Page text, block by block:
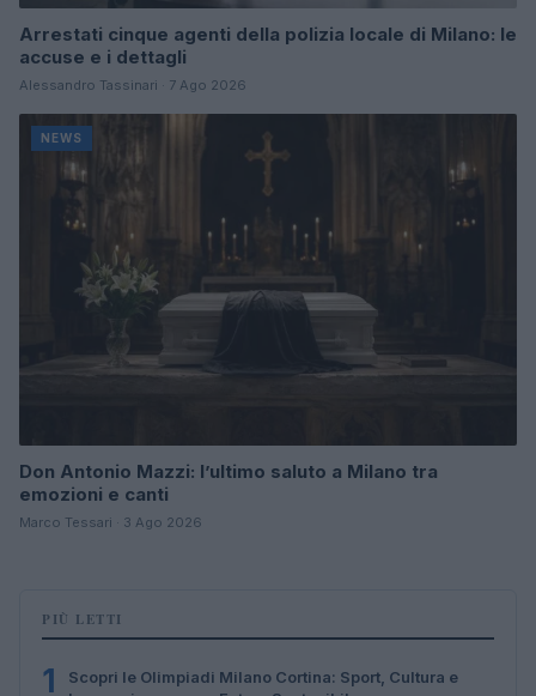
Arrestati cinque agenti della polizia locale di Milano: le
accuse e i dettagli
Alessandro Tassinari · 7 Ago 2026
NEWS
Don Antonio Mazzi: l’ultimo saluto a Milano tra
emozioni e canti
Marco Tessari · 3 Ago 2026
PIÙ LETTI
1
Scopri le Olimpiadi Milano Cortina: Sport, Cultura e